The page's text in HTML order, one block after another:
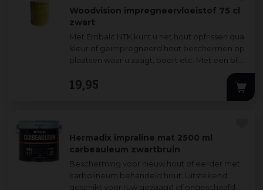
Woodvision impregneervloeistof 75 cl
zwart
Met Embalit NTK kunt u het hout opfrissen qua
kleur of geïmpregneerd hout beschermen op
plaatsen waar u zaagt, boort etc. Met een blik
19,95
Hermadix impraline mat 2500 ml
carbeauleum zwartbruin
Bescherming voor nieuw hout of eerder met
carbolineum behandeld hout. Uitstekend
geschikt voor ruw gezaagd of ongeschaafd